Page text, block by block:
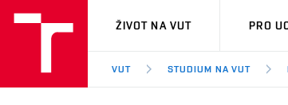
VUT
ŽIVOT NA VUT PRO
VUT STUDIUM NA VUT